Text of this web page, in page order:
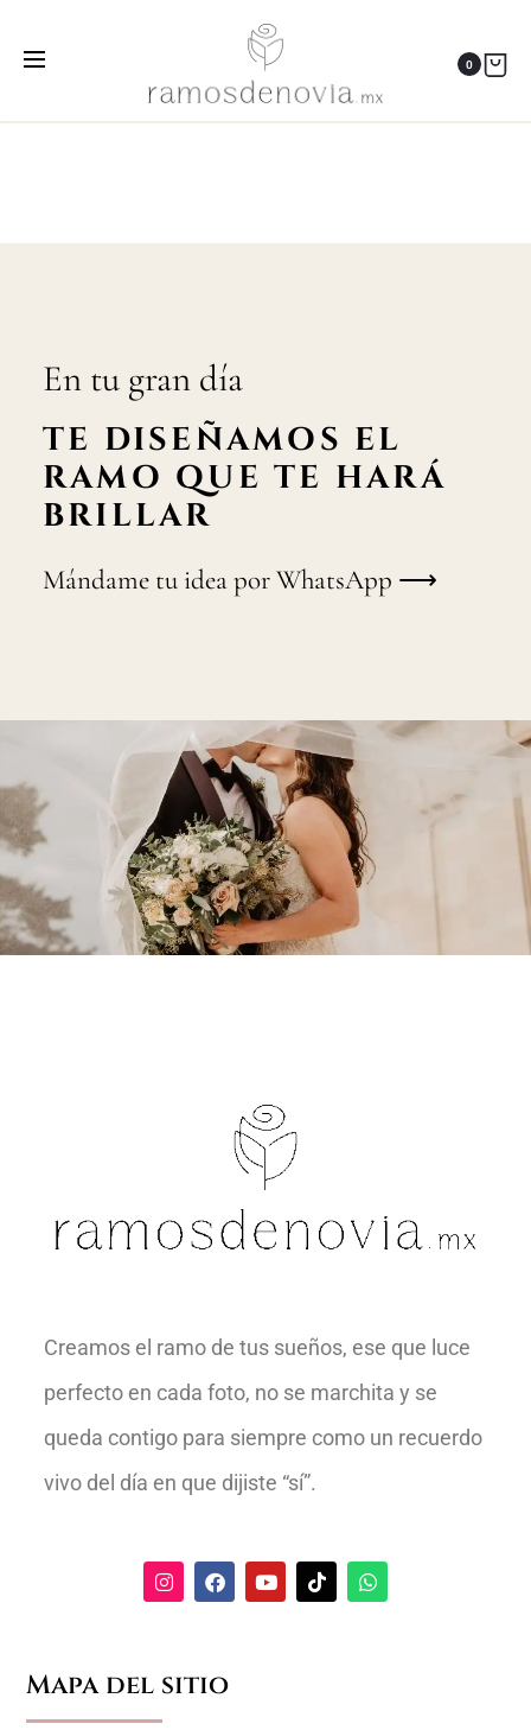
0
Clientas que nos recomiendan
Testimonios Clientas que nos recomiendan
En tu gran día
TE DISEÑAMOS EL
RAMO QUE TE HARÁ
BRILLAR
Mándame tu idea por WhatsApp ⟶
Creamos el ramo de tus sueños, ese que luce
perfecto en cada foto, no se marchita y se
queda contigo para siempre como un recuerdo
vivo del día en que dijiste “sí”.
Mapa del sitio